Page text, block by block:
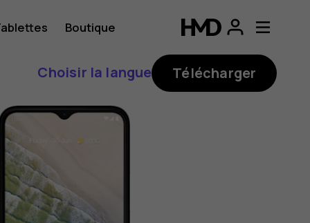
Boutique
Choisir la langue Télécharger